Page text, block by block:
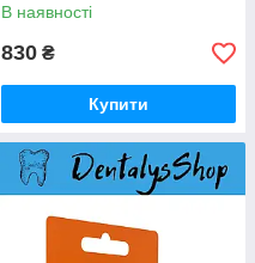
В наявності
830 ₴
Купити